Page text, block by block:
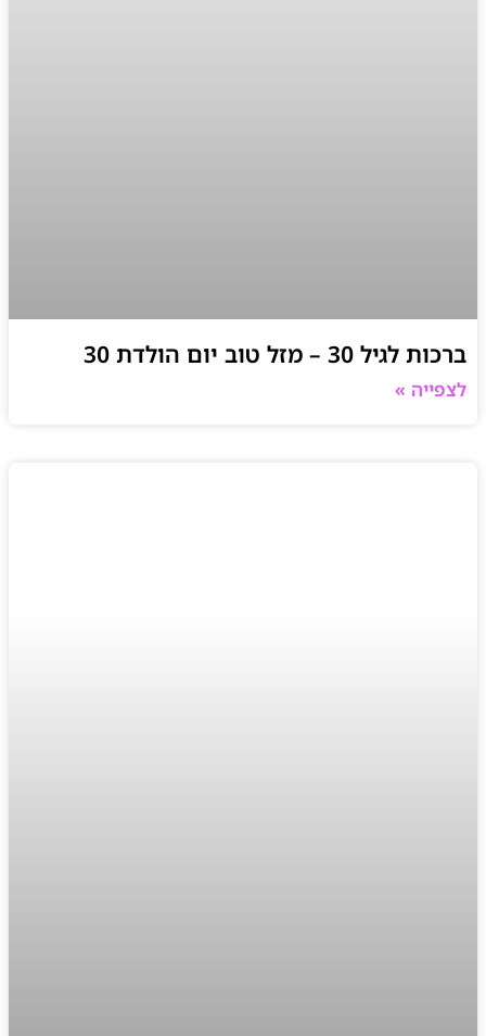
ברכות לגיל 30 – מזל טוב יום הולדת 30
לצפייה »